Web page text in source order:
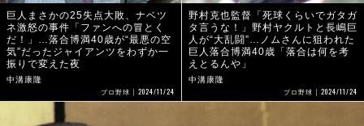
巨人まさかの25失点大敗、ナベツ
ネ激怒の事件「ファンへの冒とく
だ！」…落合博満40歳が“最悪の空
気”だったジャイアンツをわずか一
振りで変えた夜
中溝康隆
プロ野球 2024/11/24
野村克也監督「死球くらいでガタガ
タ言うな！」野村ヤクルトと長嶋巨
人が“大乱闘”…ノムさんに狙われた
巨人落合博満40歳「落合は何を考
えとるんや」
中溝康隆
プロ野球 2024/11/24